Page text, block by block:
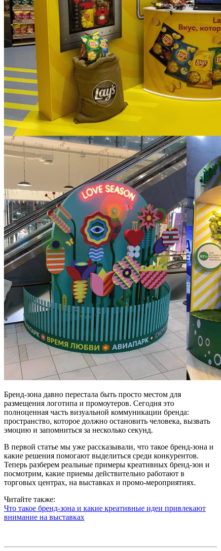
Бренд-зона давно перестала быть просто местом для
размещения логотипа и промоутеров. Сегодня это
полноценная часть визуальной коммуникации бренда:
пространство, которое должно остановить человека, вызвать
эмоцию и запомниться за несколько секунд.
В первой статье мы уже рассказывали, что такое бренд-зона и
какие решения помогают выделиться среди конкурентов.
Теперь разберем реальные примеры креативных бренд-зон и
посмотрим, какие приемы действительно работают в
торговых центрах, на выставках и промо-мероприятиях.
Читайте также:
Что такое бренд-зона и какие креативные идеи привлекают
внимание на выставках